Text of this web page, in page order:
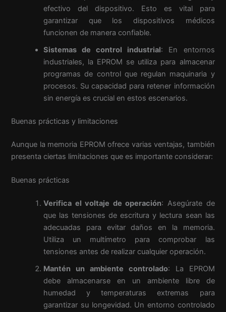
efectivo del dispositivo. Esto es vital para
garantizar que los dispositivos médicos
funcionen de manera confiable.
Sistemas de control industrial: En entornos
industriales, la EPROM se utiliza para almacenar
programas de control que regulan maquinaria y
procesos. Su capacidad para retener información
sin energía es crucial en estos escenarios.
Buenas prácticas y limitaciones
Aunque la memoria EPROM ofrece varias ventajas, también
presenta ciertas limitaciones que es importante considerar:
Buenas prácticas
Verifica el voltaje de operación: Asegúrate de
que las tensiones de escritura y lectura sean las
adecuadas para evitar daños en la memoria.
Utiliza un multímetro para comprobar las
tensiones antes de realizar cualquier operación.
Mantén un ambiente controlado: La EPROM
debe almacenarse en un ambiente libre de
humedad y temperaturas extremas para
garantizar su longevidad. Un entorno controlado